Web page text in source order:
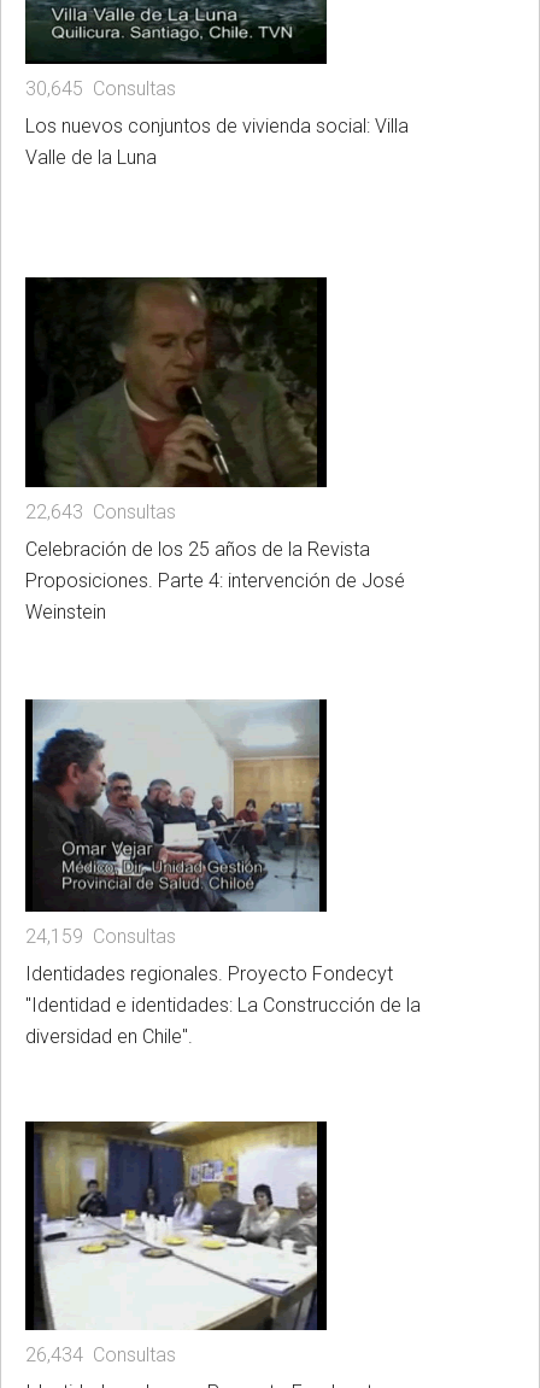
30,645 Consultas
Los nuevos conjuntos de vivienda social: Villa
Valle de la Luna
22,643 Consultas
Celebración de los 25 años de la Revista
Proposiciones. Parte 4: intervención de José
Weinstein
24,159 Consultas
Identidades regionales. Proyecto Fondecyt
"Identidad e identidades: La Construcción de la
diversidad en Chile".
26,434 Consultas